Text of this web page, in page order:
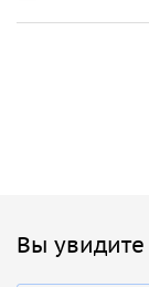
Вы увидите